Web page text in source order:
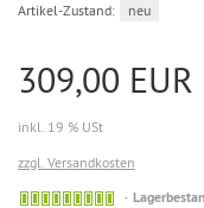
Artikel-Zustand: neu
309,00 EUR
inkl. 19 % USt
zzgl. Versandkosten